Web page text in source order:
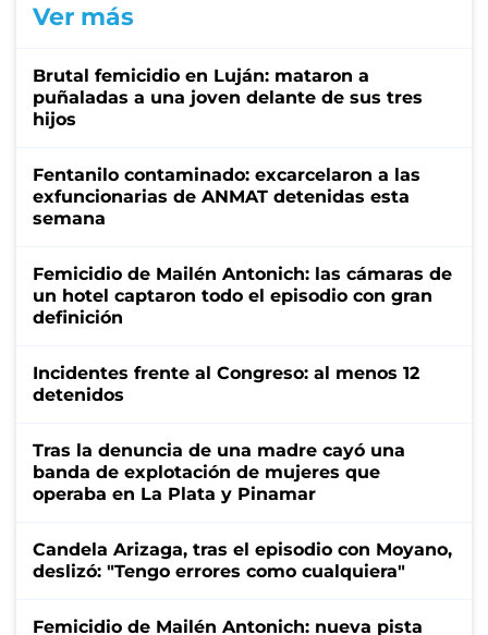
Ver más
Brutal femicidio en Luján: mataron a
puñaladas a una joven delante de sus tres
hijos
Fentanilo contaminado: excarcelaron a las
exfuncionarias de ANMAT detenidas esta
semana
Femicidio de Mailén Antonich: las cámaras de
un hotel captaron todo el episodio con gran
definición
Incidentes frente al Congreso: al menos 12
detenidos
Tras la denuncia de una madre cayó una
banda de explotación de mujeres que
operaba en La Plata y Pinamar
Candela Arizaga, tras el episodio con Moyano,
deslizó: "Tengo errores como cualquiera"
Femicidio de Mailén Antonich: nueva pista